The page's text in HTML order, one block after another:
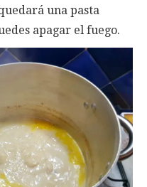
una pasta
apagar el fuego.